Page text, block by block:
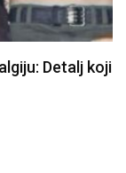
Detalj koji…